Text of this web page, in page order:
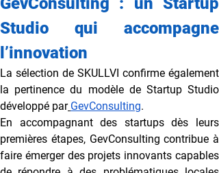
Studio qui accompagne
l’innovation
La sélection de SKULLVI confirme également
la pertinence du modèle de Startup Studio
développé par GevConsulting.
En accompagnant des startups dès leurs
premières étapes, GevConsulting contribue à
faire émerger des projets innovants capables